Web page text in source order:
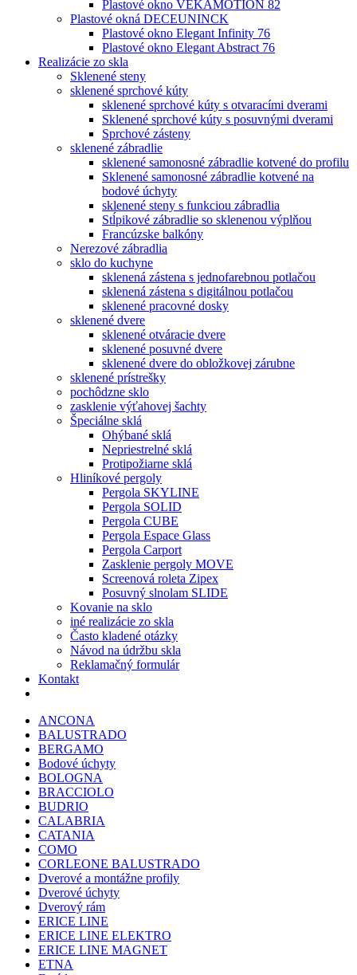
Plastové okno VEKAMOTION 82
Plastové okná DECEUNINCK
Plastové okno Elegant Infinity 76
Plastové okno Elegant Abstract 76
Realizácie zo skla
Sklenené steny
sklenené sprchové kúty
sklenené sprchové kúty s otvaracími dverami
Sklenené sprchové kúty s posuvnými dverami
Sprchové zásteny
sklenené zábradlie
sklenené samonosné zábradlie kotvené do profilu
Sklenené samonosné zábradlie kotvené na
bodové úchyty
sklenené steny s funkciou zábradlia
Stĺpikové zábradlie so sklenenou výplňou
Francúzske balkóny
Nerezové zábradlia
sklo do kuchyne
sklenená zástena s jednofarebnou potlačou
sklenená zástena s digitálnou potlačou
sklenené pracovné dosky
sklenené dvere
sklenené otváracie dvere
sklenené posuvné dvere
sklenené dvere do obložkovej zárubne
sklenené prístrešky
pochôdzne sklo
zasklenie výťahovej šachty
Špeciálne sklá
Ohýbané sklá
Nepriestrelné sklá
Protipožiarne sklá
Hliníkové pergoly
Pergola SKYLINE
Pergola SOLID
Pergola CUBE
Pergola Espace Glass
Pergola Carport
Zasklenie pergoly MOVE
Screenová roleta Zipex
Posuvný slnolam SLIDE
Kovanie na sklo
iné realizácie zo skla
Často kladené otázky
Návod na údržbu skla
Reklamačný formulár
Kontakt
ANCONA
BALUSTRADO
BERGAMO
Bodové úchyty
BOLOGNA
BRACCIOLO
BUDRIO
CALABRIA
CATANIA
COMO
CORLEONE BALUSTRADO
Dverové a montážne profily
Dverové úchyty
Dverový rám
ERICE LINE
ERICE LINE ELEKTRO
ERICE LINE MAGNET
ETNA